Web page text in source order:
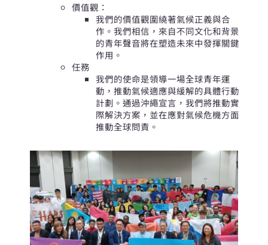
價值觀：
我們的價值觀圍繞著氣候正義與合
作。我們相信，來自不同文化和背景
的青年聲音將在塑造未來中發揮關鍵
作用。
任務
我們的使命是領導一場全球青年運
動，推動氣候適應與緩解的具體行動
計劃。通過沖繩宣言，我們將推動實
際解決方案，並在應對氣候危機方面
推動全球問責。